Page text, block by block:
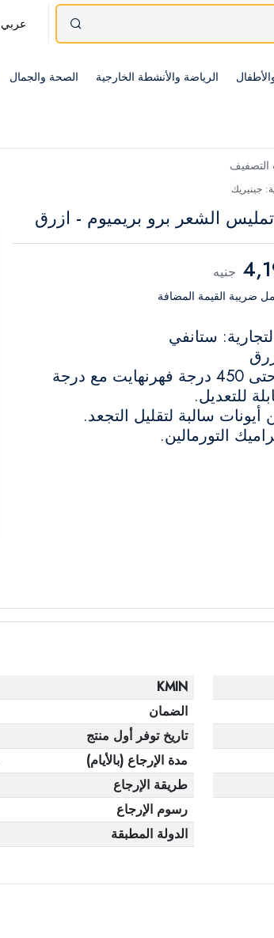
عربي
الرياضة والأنشطة الخارجية الصحة والجمال
التصفيف
جينيريك
الشعر برو بريميوم - ازرق
جنيه
ضريبة القيمة المضافة
ستانفي
تسخين حتى 450 درجة فهرنهايت مع درجة
للتعديل.
التورمالين.
KMIN
الضمان
تاريخ توفر أول منتج
مدة الإرجاع (بالأيام)
طريقة الإرجاع
رسوم الإرجاع
الدولة المطبقة